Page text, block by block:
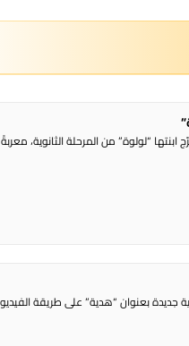
“لولوة” من المرحلة الثانوية،
جديدة بعنوان “هدية” على طريقة